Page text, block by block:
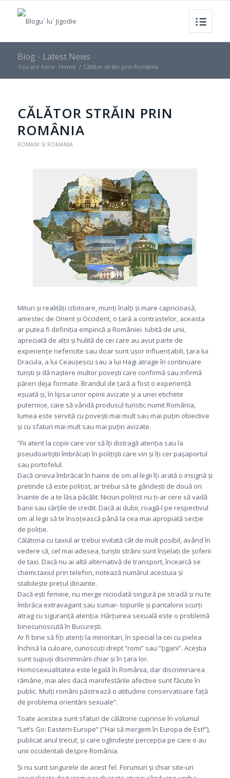
Blog - Latest News
You are here: Home / Călător străin prin România
CĂLĂTOR STRĂIN PRIN
ROMÂNIA
ROMANI SI ROMANIA
Mituri și realități izbitoare, munți înalți și mare capricioasă,
amestec de Orient și Occident, o țară a contrastelor, aceasta
ar putea fi definiția empirică a României. Iubită de unii,
apreciată de alții și hulită de cei care au avut parte de
experiențe nefericite sau doar sunt ușor influențabili, țara lui
Dracula, a lui Ceaușescu sau a lui Hagi atrage în continuare
turiști și dă naștere multor povești care confirmă sau infirmă
păreri deja formate. Brandul de țară a fost o experiență
eșuată și, în lipsa unor opinii avizate și a unei etichete
puternice, care să vândă produsul turistic numit România,
lumea este servită cu povești mai mult sau mai puțin obiective
și cu sfaturi mai mult sau mai puțin avizate.
”Fii atent la copiii care vor să îți distragă atenția sau la
pseudoartiștii îmbrăcați în polițiști care vin și îți cer pașaportul
sau portofelul.
Dacă cineva îmbrăcat în haine de om al legii îți arată o insignă și
pretinde că este polițist, ar trebui să te gândești de două ori
înainte de a te lăsa păcălit. Niciun polițist nu ți-ar cere să vadă
banii sau cărțile de credit. Dacă ai dubii, roagă-l pe respectivul
om al legii să te însoțească până la cea mai apropiată secție
de poliție.
Călătoria cu taxiul ar trebui evitată cât de mult posibil, având în
vedere că, cel mai adesea, turiștii străini sunt înșelați de șoferii
de taxi. Dacă nu ai altă alternativă de transport, încearcă se
chemi taxiul prin telefon, notează numărul acestuia și
stabilește prețul dinainte.
Dacă ești femeie, nu merge niciodată singură pe stradă și nu te
îmbrăca extravagant sau sumar- topurile și pantalonii scurți
atrag cu siguranță atenția. Hărțuirea sexuală este o problemă
binecunoscută în București.
Ar fi bine să fiți atenți la minoritari, în special la cei cu pielea
închisă la culoare, cunoscuți drept ”romi” sau ”țigani”. Aceștia
sunt supuși discriminării chiar și în țara lor.
Homosexualitatea este legală în România, dar discriminarea
rămâne, mai ales dacă manifestările afective sunt făcute în
public. Mulți români păstrează o atitudine conservatoare față
de problema orientării sexuale”.
Toate acestea sunt sfaturi de călătorie cuprinse în volumul
”Let’s Go: Eastern Europe” (”Hai să mergem în Europa de Est!”),
publicat anul trecut, și care oglindește percepția pe care o au
unii occidentali despre România.
Și nu sunt singurele de acest fel. Forumuri și chiar site-uri